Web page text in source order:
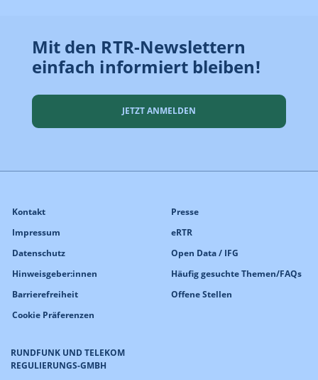
Mit den RTR-Newslettern
einfach informiert bleiben!
JETZT ANMELDEN
RUNDFUNK UND TELEKOM
REGULIERUNGS-GMBH
Kontakt
Impressum
Datenschutz
Hinweisgeber:innen
Barrierefreiheit
Cookie Präferenzen
Presse
eRTR
Open Data / IFG
Häufig gesuchte Themen/FAQs
Offene Stellen